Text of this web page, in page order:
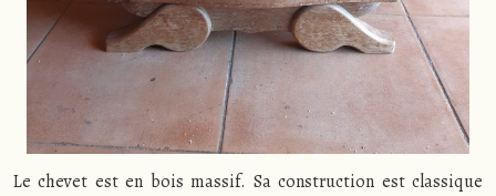
Le chevet est en bois massif. Sa construction est classique